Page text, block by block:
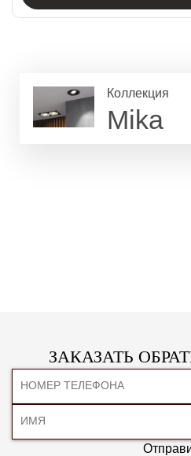
Коллекция
Mika
ЗАКАЗАТЬ